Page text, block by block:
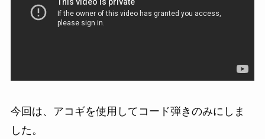
今回は、アコギを使用してコード弾きのみにしま
した。